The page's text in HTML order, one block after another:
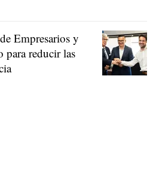
Empresarios y
para reducir las